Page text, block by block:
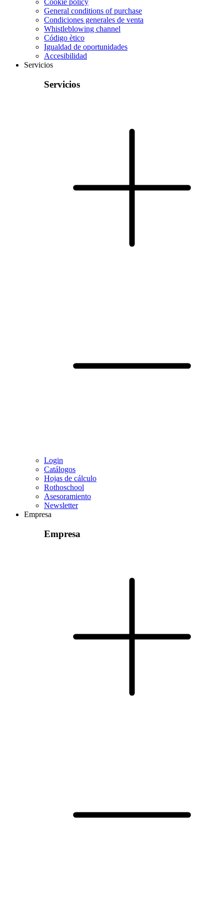
Cookie policy
General conditions of purchase
Condiciones generales de venta
Whistleblowing channel
Código ètico
Igualdad de oportunidades
Accesibilidad
Servicios
Servicios
Login
Catálogos
Hojas de cálculo
Rothoschool
Asesoramiento
Newsletter
Empresa
Empresa